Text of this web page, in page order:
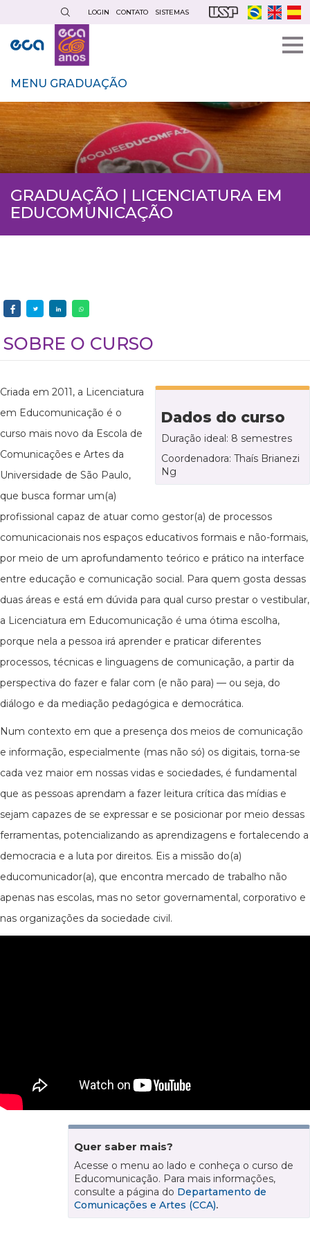
conteúdo
LOGIN CONTATO SISTEMAS
MENU GRADUAÇÃO
GRADUAÇÃO | LICENCIATURA EM
EDUCOMUNICAÇÃO
SOBRE O CURSO
Dados do curso
Duração ideal: 8 semestres
Coordenadora: Thaís Brianezi
Ng
Criada em 2011, a Licenciatura
em Educomunicação é o
curso mais novo da Escola de
Comunicações e Artes da
Universidade de São Paulo,
que busca formar um(a)
profissional capaz de atuar como gestor(a) de processos
comunicacionais nos espaços educativos formais e não-formais,
por meio de um aprofundamento teórico e prático na interface
entre educação e comunicação social. Para quem gosta dessas
duas áreas e está em dúvida para qual curso prestar o vestibular,
a Licenciatura em Educomunicação é uma ótima escolha,
porque nela a pessoa irá aprender e praticar diferentes
processos, técnicas e linguagens de comunicação, a partir da
perspectiva do fazer e falar com (e não para) — ou seja, do
diálogo e da mediação pedagógica e democrática.
Num contexto em que a presença dos meios de comunicação
e informação, especialmente (mas não só) os digitais, torna-se
cada vez maior em nossas vidas e sociedades, é fundamental
que as pessoas aprendam a fazer leitura crítica das mídias e
sejam capazes de se expressar e se posicionar por meio dessas
ferramentas, potencializando as aprendizagens e fortalecendo a
democracia e a luta por direitos. Eis a missão do(a)
educomunicador(a), que encontra mercado de trabalho não
apenas nas escolas, mas no setor governamental, corporativo e
nas organizações da sociedade civil.
Quer saber mais?
Acesse o menu ao lado e conheça o curso de
Educomunicação. Para mais informações,
consulte a página do Departamento de
Comunicações e Artes (CCA).